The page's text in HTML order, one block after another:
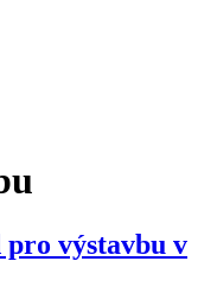
výstavbu v